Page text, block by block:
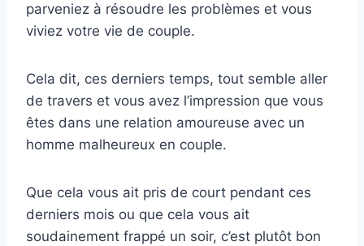
parveniez à résoudre les problèmes et vous
viviez votre vie de couple.
Cela dit, ces derniers temps, tout semble aller
de travers et vous avez l’impression que vous
êtes dans une relation amoureuse avec un
homme malheureux en couple.
Que cela vous ait pris de court pendant ces
derniers mois ou que cela vous ait
soudainement frappé un soir, c’est plutôt bon